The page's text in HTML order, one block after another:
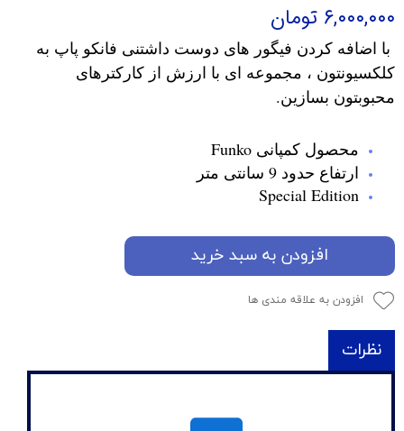
۶,۰۰۰,۰۰۰ تومان
با اضافه کردن فیگور های دوست داشتنی فانکو پاپ به
کلکسیونتون ، مجموعه ای با ارزش از کارکترهای
محبوبتون بسازین.
محصول کمپانی Funko
ارتفاع حدود 9 سانتی متر
Special Edition
افزودن به سبد خرید
افزودن به علاقه مندی ها
نظرات